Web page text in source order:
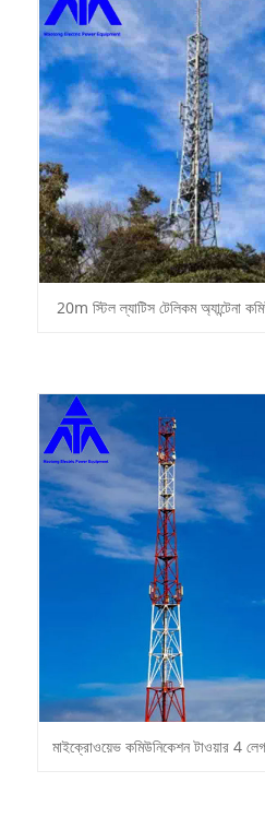
20m স্টিল ল্যাটিস টেলিকম অ্যান্টেনা
মাইক্রোওয়েভ কমিউনিকেশন টাওয়ার 4